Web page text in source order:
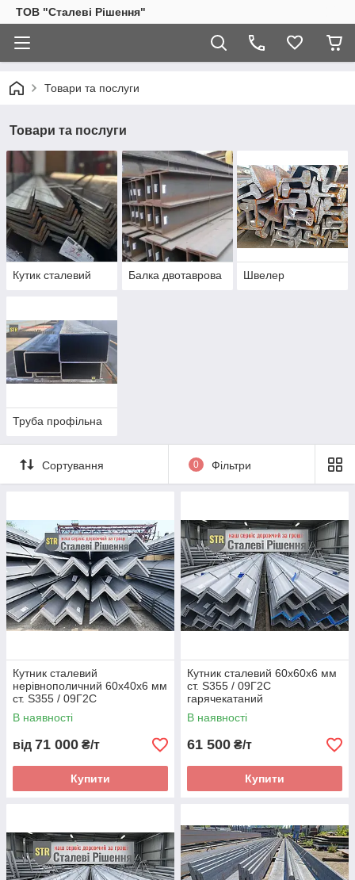
ТОВ "Сталеві Рішення"
Товари та послуги
Товари та послуги
Кутик сталевий Балка двотаврова Швелер
Труба профільна
Сортування 0 Фільтри
Кутник сталевий
нерівнополичний 60х40х6 мм
ст. S355 / 09Г2С
гарячекатаний
В наявності
від 71 000 ₴/т
Купити
Кутник сталевий 60х60х6 мм
ст. S355 / 09Г2С
гарячекатаний
В наявності
61 500 ₴/т
Купити